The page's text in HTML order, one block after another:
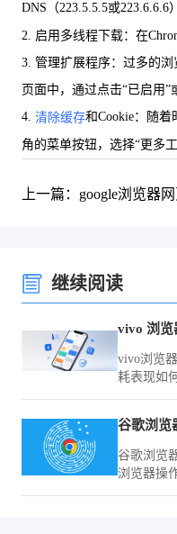
DNS（223.5.5.5或
2. 启用多线程下载：在
3. 管理扩展程序：过多的
页面中，通过点击“已启用”
4. 清除缓存和Cookie：随
角的菜单按钮，选择“更多
上一篇：google浏览器
继续阅读
vivo浏览
耗表现如
谷歌浏览
谷歌浏览
浏览器操